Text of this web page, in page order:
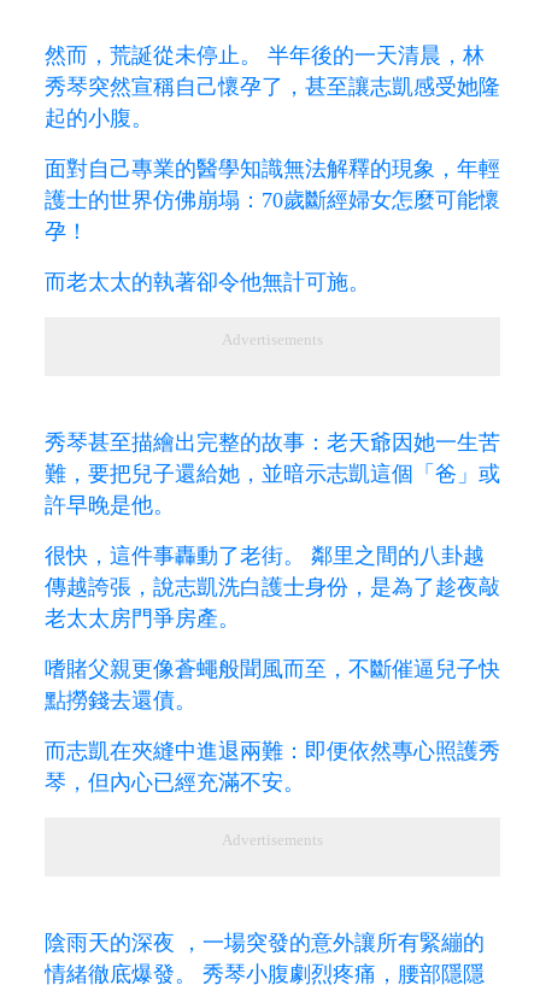
然而，荒誕從未停止。 半年後的一天清晨，林
秀琴突然宣稱自己懷孕了，甚至讓志凱感受她隆
起的小腹。
面對自己專業的醫學知識無法解釋的現象，年輕
護士的世界仿佛崩塌：70歲斷經婦女怎麼可能懷
孕！
而老太太的執著卻令他無計可施。
Advertisements
秀琴甚至描繪出完整的故事：老天爺因她一生苦
難，要把兒子還給她，並暗示志凱這個「爸」或
許早晚是他。
很快，這件事轟動了老街。 鄰里之間的八卦越
傳越誇張，說志凱洗白護士身份，是為了趁夜敲
老太太房門爭房產。
嗜賭父親更像蒼蠅般聞風而至，不斷催逼兒子快
點撈錢去還債。
而志凱在夾縫中進退兩難：即便依然專心照護秀
琴，但內心已經充滿不安。
Advertisements
陰雨天的深夜
，一場突發的意外讓所有緊繃的
情緒徹底爆發。 秀琴小腹劇烈疼痛，腰部隱隱